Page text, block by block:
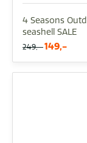
4 Seasons
seashell SALE
249,- 149,-